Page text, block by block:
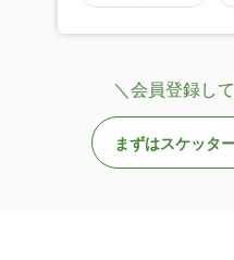
＼会員登録し
まずはスケッタ